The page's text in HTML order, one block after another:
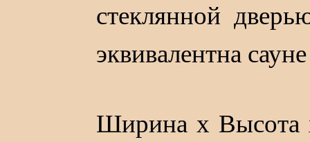
стеклянной
эквивалентна
Ширина x Высота